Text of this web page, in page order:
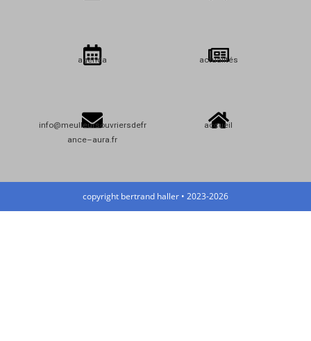
agenda actualités
info@meulleursouvriersdefr
ance–aura.fr
accueil
copyright bertrand haller • 2023-2026